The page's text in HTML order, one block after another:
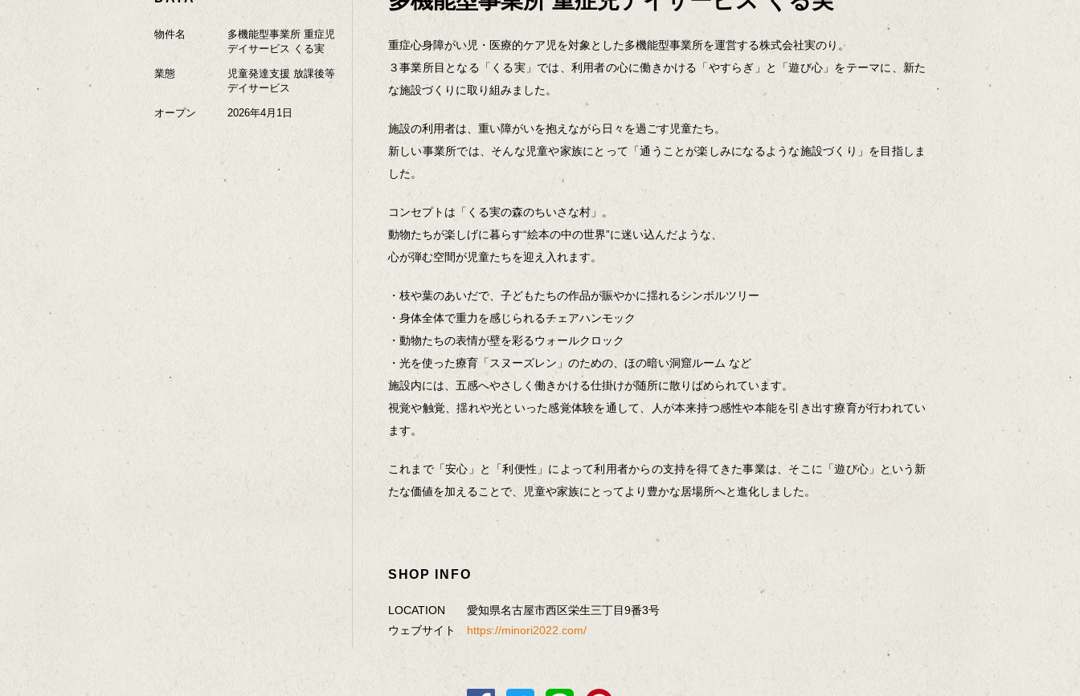
重症心身障がい児・医療的ケア児を対象とした多機能型事業所を運営する株式会社実のり。
３事業所目となる「くる実」では、利用者の心に働きかける「やすらぎ」と「遊び心」をテーマに、新た
な施設づくりに取り組みました。
施設の利用者は、重い障がいを抱えながら日々を過ごす児童たち。
新しい事業所では、そんな児童や家族にとって「通うことが楽しみになるような施設づくり」を目指しま
した。
コンセプトは「くる実の森のちいさな村」。
動物たちが楽しげに暮らす“絵本の中の世界”に迷い込んだような、
心が弾む空間が児童たちを迎え入れます。
・枝や葉のあいだで、子どもたちの作品が賑やかに揺れるシンボルツリー
・身体全体で重力を感じられるチェアハンモック
・動物たちの表情が壁を彩るウォールクロック
・光を使った療育「スヌーズレン」のための、ほの暗い洞窟ルーム など
施設内には、五感へやさしく働きかける仕掛けが随所に散りばめられています。
視覚や触覚、揺れや光といった感覚体験を通して、人が本来持つ感性や本能を引き出す療育が行われてい
ます。
これまで「安心」と「利便性」によって利用者からの支持を得てきた事業は、そこに「遊び心」という新
たな価値を加えることで、児童や家族にとってより豊かな居場所へと進化しました。
SHOP INFO
LOCATION
愛知県名古屋市西区栄生三丁目9番3号
ウェブサイト
https://minori2022.com/
物件名
多機能型事業所 重症児
デイサービス くる実
業態
児童発達支援 放課後等
デイサービス
オープン 2026年4月1日